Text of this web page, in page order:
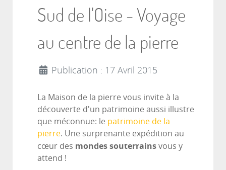
Sud de l'Oise - Voyage
au centre de la pierre
Publication : 17 Avril 2015
La Maison de la pierre vous invite à la
découverte d'un patrimoine aussi illustre
que méconnue: le patrimoine de la
pierre. Une surprenante expédition au
cœur des mondes souterrains vous y
attend !